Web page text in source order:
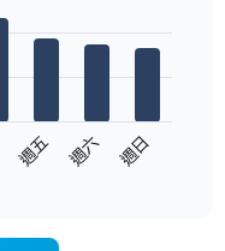
週五 週六 週日